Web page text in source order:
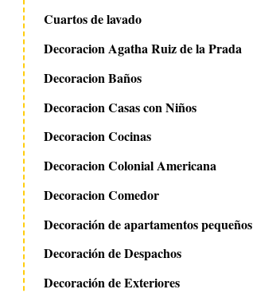
Cuartos de lavado
Decoracion Agatha Ruiz de la Prada
Decoracion Baños
Decoracion Casas con Niños
Decoracion Cocinas
Decoracion Colonial Americana
Decoracion Comedor
Decoración de apartamentos pequeños
Decoración de Despachos
Decoración de Exteriores